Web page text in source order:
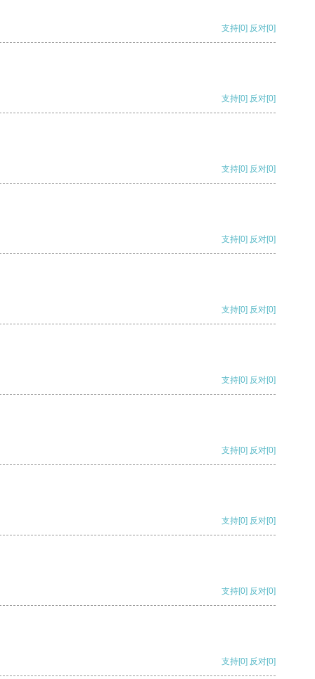
支持[0] 反对[0]
支持[0] 反对[0]
支持[0] 反对[0]
支持[0] 反对[0]
支持[0] 反对[0]
支持[0] 反对[0]
支持[0] 反对[0]
支持[0] 反对[0]
支持[0] 反对[0]
支持[0] 反对[0]